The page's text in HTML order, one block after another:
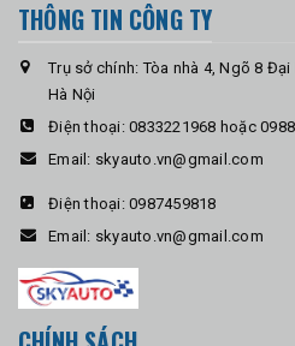
THÔNG TIN CÔNG TY
Trụ sở chính: Tòa nhà 4, Ngõ 8
Hà Nội
Điện thoại: 0833221968 hoặc
Email: skyauto.vn@gmail.com
Điện thoại: 0987459818
Email: skyauto.vn@gmail.com